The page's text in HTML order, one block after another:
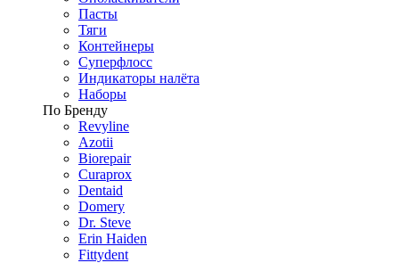
Пасты
Тяги
Контейнеры
Суперфлосс
Индикаторы налёта
Наборы
По Бренду
Revyline
Azotii
Biorepair
Curaprox
Dentaid
Domery
Dr. Steve
Erin Haiden
Fittydent